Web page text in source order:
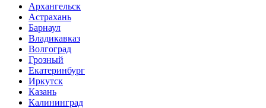
Архангельск
Астрахань
Барнаул
Владикавказ
Волгоград
Грозный
Екатеринбург
Иркутск
Казань
Калининград